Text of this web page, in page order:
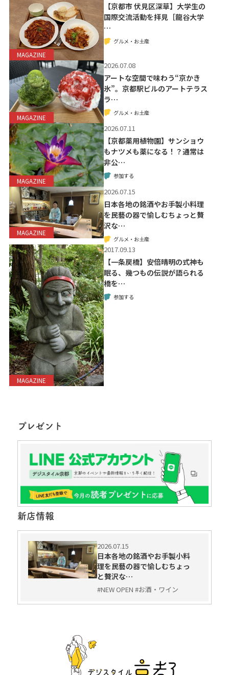
MAGAZINE
【京都市 伏見区深草】大学生の
国際交流活動を拝見［龍谷大学
…
グルメ・お土産
MAGAZINE
2026.07.08
アートな空間で味わう“京かき
氷”。京都駅ビルのアートテラス
ラ…
グルメ・お土産
MAGAZINE
2026.07.11
【京都薬用植物園】サンショウ
もナツメも薬になる！？通常は
非公…
参加する
MAGAZINE
2026.07.15
日本各地の銘酒やお手製小料理
を民藝の器で愉しむちょっと贅
沢な…
グルメ・お土産
MAGAZINE
2017.09.13
【一条戻橋】安倍晴明の式神も
眠る、幾つもの伝説が語られる
橋を…
参加する
プレゼント
新店情報
2026.07.15
日本各地の銘酒やお手製小料
理を民藝の器で愉しむちょっ
と贅沢な…
#NEW OPEN #お酒・ワイン